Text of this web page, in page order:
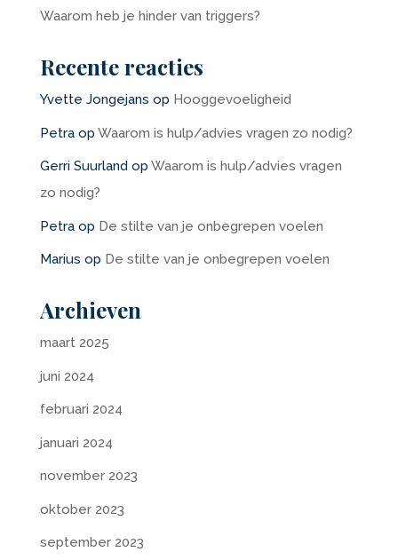
Waarom heb je hinder van triggers?
Recente reacties
Yvette Jongejans op Hooggevoeligheid
Petraop Waarom is hulp/advies vragen zo nodig?
Gerri Suurland op Waarom is hulp/advies vragen
zo nodig?
Petraop De stilte van je onbegrepen voelen
Marius op De stilte van je onbegrepen voelen
Archieven
maart 2025
juni 2024
februari 2024
januari 2024
november 2023
oktober 2023
september 2023